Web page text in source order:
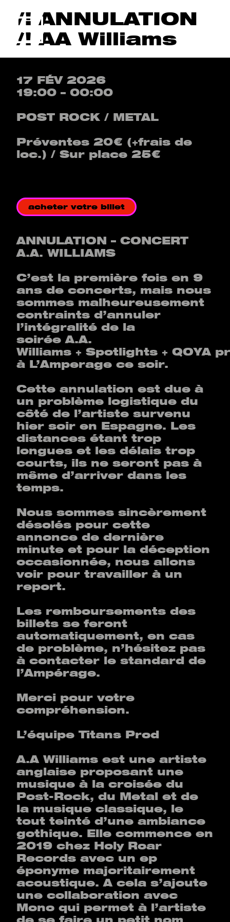
Menu
/! ANNULATION
/! AA Williams
ANNULATION – CONCERT
A.A. WILLIAMS
C’est la première fois en 9
ans de concerts, mais nous
sommes malheureusement
contraints d’annuler
l’intégralité de la
soirée A.A.
Williams + Spotlights + QOYA
à L’Amperage ce soir.
Cette annulation est due à
un problème logistique du
côté de l’artiste survenu
hier soir en Espagne. Les
distances étant trop
longues et les délais trop
courts, ils ne seront pas à
même d’arriver dans les
temps.
Nous sommes sincèrement
désolés pour cette
annonce de dernière
minute et pour la déception
occasionnée, nous allons
voir pour travailler à un
report.
Les remboursements des
billets se feront
automatiquement, en cas
de problème, n’hésitez pas
à contacter le standard de
l’Ampérage.
Merci pour votre
compréhension.
L’équipe Titans Prod
A.A Williams est une artiste
anglaise proposant une
musique à la croisée du
Post-Rock, du Metal et de
la musique classique, le
tout teinté d’une ambiance
gothique. Elle commence en
2019 chez Holy Roar
Records avec un ep
éponyme majoritairement
acoustique. A cela s’ajoute
une collaboration avec
Mono qui permet à l’artiste
17 FÉV 2026
19:00 – 00:00
POST ROCK / METAL
Préventes 20€ (+frais de
loc.) / Sur place 25€
acheter votre billet